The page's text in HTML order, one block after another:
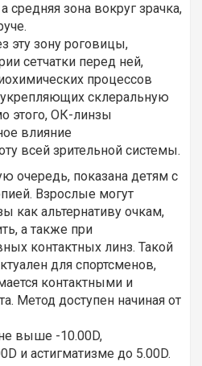
средняя зона вокруг зрачка,
эту зону роговицы,
сетчатки перед ней,
процессов
склеральную
этого, ОК-линзы
влияние
всей зрительной системы.
очередь, показана детям с
Взрослые могут
как альтернативу очкам,
а также при
контактных линз. Такой
для спортсменов,
контактными и
Метод доступен начиная от
выше -10.00D,
и астигматизме до 5.00D.